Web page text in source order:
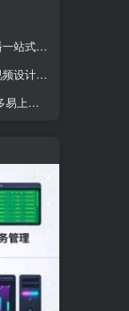
流量神话
解决方案
友分成